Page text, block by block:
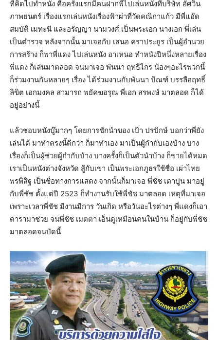
ที่คิดไปทำหนัง คือครั้งแรกมีคนฝากพี่ไปเล่นหนังที่บริษัท อัศวิน
ภาพยนตร์ เรื่องแรกเล่นหนังเรื่องฟ้าผ่าที่วัดคณิกาแก้ว มีพี่แอ๊ด
สมบัติ เมทะนี และอรัญญา นามวงศ์ เป็นพระเอก นางเอก พี่เล่น
เป็นตำรวจ หลังจากนั้น มาเจอกับ เสนอ คราประยูร เป็นผู้อำนวย
การสร้าง ก็พาพี่แดง ไปเล่นหนัง อาเหนอ ทำหนังปีหนึ่งหลายเรื่อง
พี่แดง ก็เล่นมาตลอด จนมาเจอ พันนา ฤทธิไกร น้องๆอะไรพวกนี้
ก็ร่วมงานกันหลายๆ เรื่อง ได้ร่วมงานกับพันนา บิณฑ์ บรรลือฤทธิ์
ลิขิต เอกมงคล สามารถ พยัคฆอรุณ พี่เอก สรพงษ์ มาตลอด ก็ได้
อยู่อย่างนี้
แล้วชอบหนังบู๊มากๆ โดยการชักนำของ เป้า ปรปักษ์ บอกว่าพี่ยัง
เล่นได้ มาทำตรงนี้ดีกว่า ก็มาทำเอง มาเป็นผู้กำกับเองบ้าง บาง
เรื่องก็เป็นผู้ช่วยผู้กำกับบ้าง บางครั้งก็เป็นตัวนำบ้าง ก็ขายได้หมด
เราเป็นหนังต่างจังหวัด สู้กับเขา เป็นพระเอกภูธรใช้ชื่อ เผ่าไทย
พรพิสิฐ เป็นชื่อทางการแสดง จากนั้นก็มาเจอ พี่ชัช เตาปูน มาอยู่
กับพี่ชัช ตั้งแต่ปี 2523 ก็ทำงานรับใช้พี่ชัช มาตลอด เหตุที่มาเจอ
เพราะเวลาพี่ชัช มีงานมีการ วันเกิด หรือวันอะไรต่างๆ พี่แดงก็เอา
ดารามาช่วย จนพี่ชัช เมตตา เอ็นดูเหมือนคนในบ้าน ก็อยู่กับพี่ชัช
มาตลอดจนบัดนี้